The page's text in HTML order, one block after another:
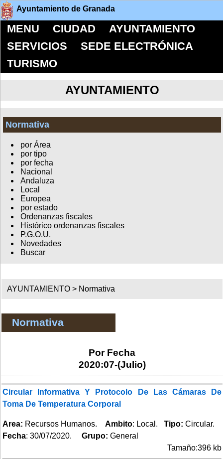
Ayuntamiento de Granada
MENU CIUDAD
AYUNTAMIENTO
SERVICIOS
SEDE ELECTRÓNICA
TURISMO
AYUNTAMIENTO
Normativa
por Área
por tipo
por fecha
Nacional
Andaluza
Local
Europea
por estado
Ordenanzas fiscales
Histórico ordenanzas fiscales
P.G.O.U.
Novedades
Buscar
AYUNTAMIENTO > Normativa
Normativa
Por Fecha
2020:07-(Julio)
Circular Informativa Y Protocolo De Las Cámaras De
Toma De Temperatura Corporal
Area: Recursos Humanos. Ambito: Local. Tipo: Circular.
Fecha: 30/07/2020. Grupo: General
Tamaño:396 kb